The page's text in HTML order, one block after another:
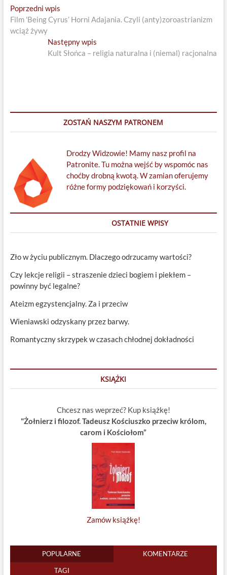
Nawigacja
wpisu
Poprzedni wpisPrevious
post:
Film 'Being Cyrus’ Horni Adajania. Czyli (anty)zoroastrianizm
wciąż żywy
Następny wpis
post:
Kult Słońca – religia naturalna i (niemal) racjonalna
ZOSTAŃ NASZYM PATRONEM
Drodzy Widzowie! Mamy nasz profil na
Patronite. Tu można wejść by wspomóc nas
choćby drobną kwotą. W zamian oferujemy
różne formy podziękowań i korzyści.
OSTATNIE WPISY
Zło w życiu publicznym. Dlaczego odrzucamy wartości?
Czy lekcje religii – straszenie dzieci bogiem i piekłem –
powinny być legalne?
Ateizm egzystencjalny. Za i przeciw
Wieniawski odzyskany przez barwy.
Romantyczny skrzypek w czasach chłodnej dokładności
KSIĄŻKI
Chcesz nas weprzeć? Kup książkę!
"Żołnierz i filozof. Tadeusz Kościuszko przeciw królom,
carom i Kościołom”
Zamów książkę!
POPULARNE KOMENTARZE
TAGI